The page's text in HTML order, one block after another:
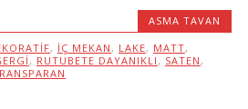
ASMA TAVAN
, IÇ MEKAN , LAKE, MATT,
, RUTUBETE DAYANIKLI , SATEN ,